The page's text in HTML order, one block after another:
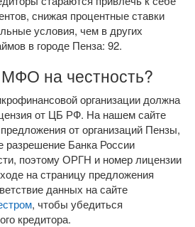
снижая процентные ставки
условия, чем в других
в городе Пенза: 92.
МФО на честность?
организации должна
от ЦБ РФ. На нашем сайте
от организаций Пензы,
Банка России
поэтому ОРГН и номер лицензии
на страницу предложения
данных на сайте
, чтобы убедиться
кредитора.